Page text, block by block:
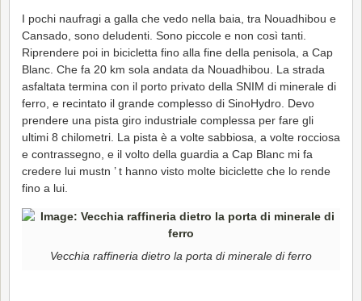
I pochi naufragi a galla che vedo nella baia, tra Nouadhibou e
Cansado, sono deludenti. Sono piccole e non così tanti.
Riprendere poi in bicicletta fino alla fine della penisola, a Cap
Blanc. Che fa 20 km sola andata da Nouadhibou. La strada
asfaltata termina con il porto privato della SNIM di minerale di
ferro, e recintato il grande complesso di SinoHydro. Devo
prendere una pista giro industriale complessa per fare gli
ultimi 8 chilometri. La pista è a volte sabbiosa, a volte rocciosa
e contrassegno, e il volto della guardia a Cap Blanc mi fa
credere lui mustn ’ t hanno visto molte biciclette che lo rende
fino a lui.
Vecchia raffineria dietro la porta di minerale di ferro